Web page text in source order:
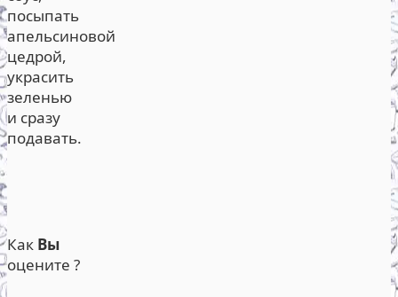
посыпать
апельсиновой
цедрой,
украсить
зеленью
и сразу
подавать.
Как Вы
оцените ?